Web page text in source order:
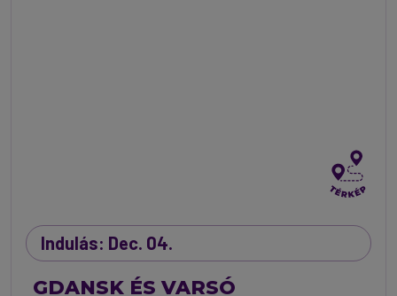
Indulás: Dec. 04.
GDANSK ÉS VARSÓ